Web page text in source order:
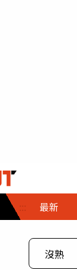
::: 最新
首頁
事
娛樂首頁
即時
專題